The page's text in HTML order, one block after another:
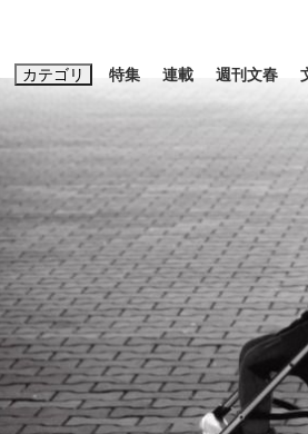
カテゴリ
谷で飲み会、JIN→伊豆の...
特集 連載 週刊文春
のキーワードタグ一覧
#三山凌輝 #高市早苗 #後藤真希
郎
#亀和田武